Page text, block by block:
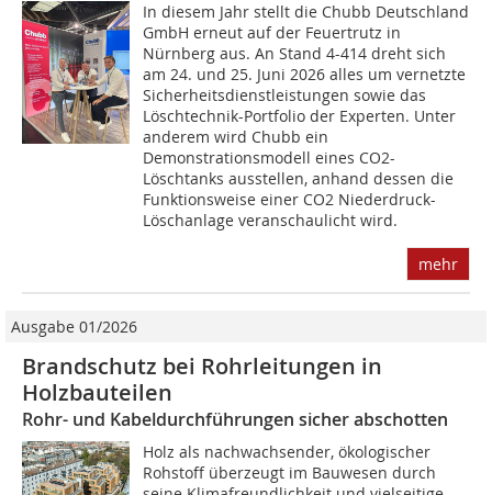
In diesem Jahr stellt die Chubb Deutschland
GmbH erneut auf der Feuertrutz in
Nürnberg aus. An Stand 4-414 dreht sich
am 24. und 25. Juni 2026 alles um vernetzte
Sicherheitsdienstleistungen sowie das
Löschtechnik-Portfolio der Experten. Unter
anderem wird Chubb ein
Demonstrationsmodell eines CO2-
Löschtanks ausstellen, anhand dessen die
Funktionsweise einer CO2 Niederdruck-
Löschanlage veranschaulicht wird.
mehr
Ausgabe 01/2026
Brandschutz bei Rohrleitungen in
Holzbauteilen
Rohr- und Kabeldurchführungen sicher abschotten
Holz als nachwachsender, ökologischer
Rohstoff überzeugt im Bauwesen durch